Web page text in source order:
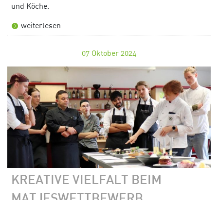
und Köche.
weiterlesen
07 Oktober 2024
KREATIVE VIELFALT BEIM